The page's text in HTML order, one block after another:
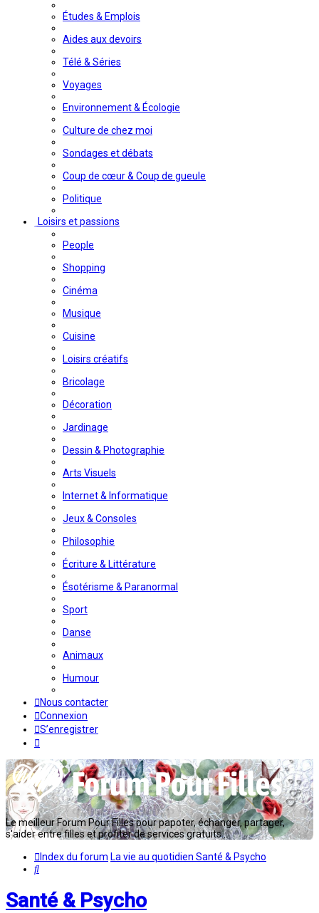
Études & Emplois
Aides aux devoirs
Télé & Séries
Voyages
Environnement & Écologie
Culture de chez moi
Sondages et débats
Coup de cœur & Coup de gueule
Politique
Loisirs et passions
People
Shopping
Cinéma
Musique
Cuisine
Loisirs créatifs
Bricolage
Décoration
Jardinage
Dessin & Photographie
Arts Visuels
Internet & Informatique
Jeux & Consoles
Philosophie
Écriture & Littérature
Ésotérisme & Paranormal
Sport
Danse
Animaux
Humour
Nous contacter
Connexion
S’enregistrer
Le meilleur Forum Pour Filles pour papoter, échanger, partager,
s'aider entre filles et profiter de services gratuits...
Index du forum La vie au quotidien Santé & Psycho
Rechercher
Santé & Psycho